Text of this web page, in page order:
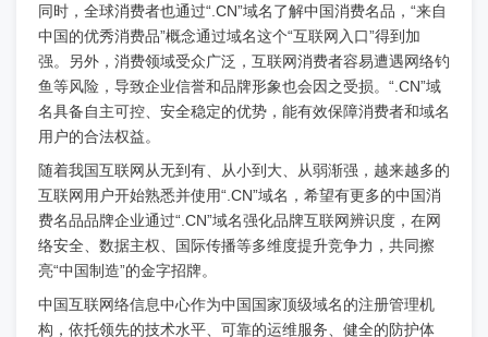
同时，全球消费者也通过“.CN”域名了解中国消费名品，“来自
中国的优秀消费品”概念通过域名这个“互联网入口”得到加
强。另外，消费领域受众广泛，互联网消费者容易遭遇网络钓
鱼等风险，导致企业信誉和品牌形象也会因之受损。“.CN”域
名具备自主可控、安全稳定的优势，能有效保障消费者和域名
用户的合法权益。
随着我国互联网从无到有、从小到大、从弱渐强，越来越多的
互联网用户开始熟悉并使用“.CN”域名，希望有更多的中国消
费名品品牌企业通过“.CN”域名强化品牌互联网辨识度，在网
络安全、数据主权、国际传播等多维度提升竞争力，共同擦
亮“中国制造”的金字招牌。
中国互联网络信息中心作为中国国家顶级域名的注册管理机
构，依托领先的技术水平、可靠的运维服务、健全的防护体